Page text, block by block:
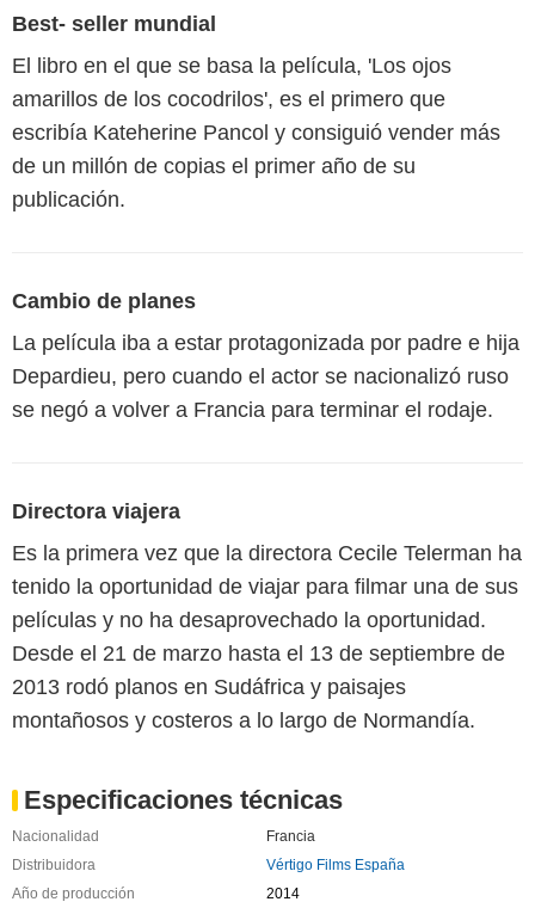
Best- seller mundial
El libro en el que se basa la película, 'Los ojos
amarillos de los cocodrilos', es el primero que
escribía Kateherine Pancol y consiguió vender más
de un millón de copias el primer año de su
publicación.
Cambio de planes
La película iba a estar protagonizada por padre e hija
Depardieu, pero cuando el actor se nacionalizó ruso
se negó a volver a Francia para terminar el rodaje.
Directora viajera
Es la primera vez que la directora Cecile Telerman ha
tenido la oportunidad de viajar para filmar una de sus
películas y no ha desaprovechado la oportunidad.
Desde el 21 de marzo hasta el 13 de septiembre de
2013 rodó planos en Sudáfrica y paisajes
montañosos y costeros a lo largo de Normandía.
Especificaciones técnicas
Nacionalidad
Francia
Distribuidora
Vértigo Films España
Año de producción
2014